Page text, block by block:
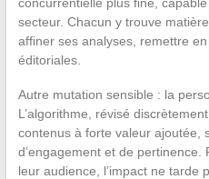
secteur. Chacun y trouve
affiner ses analyses, remettre
éditoriales.
Autre mutation sensible : la
L’algorithme, révisé
contenus à forte valeur ajoutée,
d’engagement et de
leur audience, l’impact ne tarde